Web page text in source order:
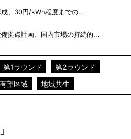
、30円/kWh程度までの...
拠点計画、国内市場の持続的...
第1ラウンド
第2ラウンド
望区域
地域共生